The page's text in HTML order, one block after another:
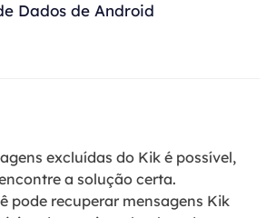
Dados de Android
excluídas do Kik é possível,
a solução certa.
pode recuperar mensagens Kik